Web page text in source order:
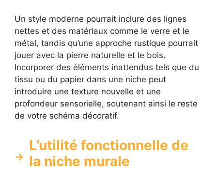
Un style moderne pourrait inclure des lignes
nettes et des matériaux comme le verre et le
métal, tandis qu’une approche rustique pourrait
jouer avec la pierre naturelle et le bois.
Incorporer des éléments inattendus tels que du
tissu ou du papier dans une niche peut
introduire une texture nouvelle et une
profondeur sensorielle, soutenant ainsi le reste
de votre schéma décoratif.
L’utilité fonctionnelle de
la niche murale